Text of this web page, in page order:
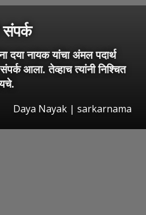
दया नायक यांचा अंमल पदार्थ
आला. तेव्हाच त्यांनी निश्चित
Daya Nayak | sarkarnama